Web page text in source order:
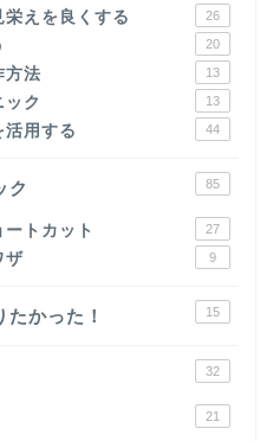
えを良くする 26
20
方法 13
ック 13
活用する 44
ク 85
トカット 27
ザ 9
かった！ 15
32
21